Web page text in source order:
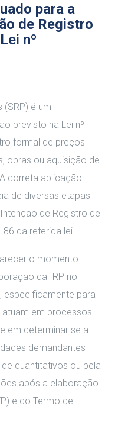
para a
de Registro
nº
(SRP) é um
previsto na Lei nº
formal de preços
obras ou aquisição de
correta aplicação
de diversas etapas
de Registro de
86 da referida lei.
o momento
da IRP no
especificamente para
atuam em processos
em determinar se a
demandantes
quantitativos ou pela
após a elaboração
e do Termo de